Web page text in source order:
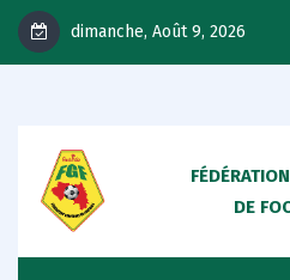
dimanche, Août 9, 2026
DE